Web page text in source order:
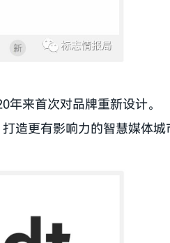
来首次对品牌重新设计。
造更有影响力的智慧媒体城